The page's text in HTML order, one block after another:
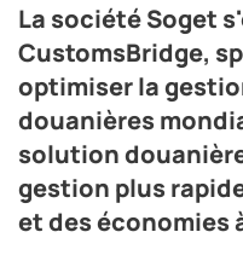
La société Soget
CustomsBridge,
optimiser la
douanières
solution
gestion plus
et des économies